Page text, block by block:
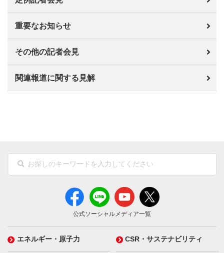
重要なお知らせ
その他の記者会見
関連報道に関する見解
公式ソーシャルメディア一覧
エネルギー・原子力 CSR・サステナビリティ